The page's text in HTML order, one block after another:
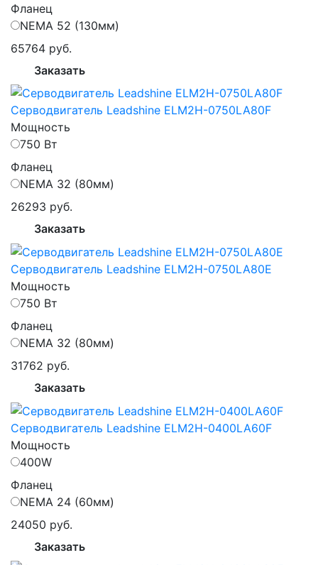
Фланец
NEMA 52 (130мм)
65764 руб.
Заказать
Серводвигатель Leadshine ELM2H-0750LA80F
Мощность
750 Вт
Фланец
NEMA 32 (80мм)
26293 руб.
Заказать
Серводвигатель Leadshine ELM2H-0750LA80E
Мощность
750 Вт
Фланец
NEMA 32 (80мм)
31762 руб.
Заказать
Серводвигатель Leadshine ELM2H-0400LA60F
Мощность
400W
Фланец
NEMA 24 (60мм)
24050 руб.
Заказать